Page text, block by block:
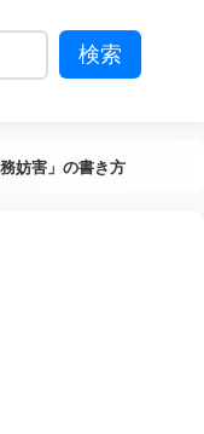
務妨害」の書き方